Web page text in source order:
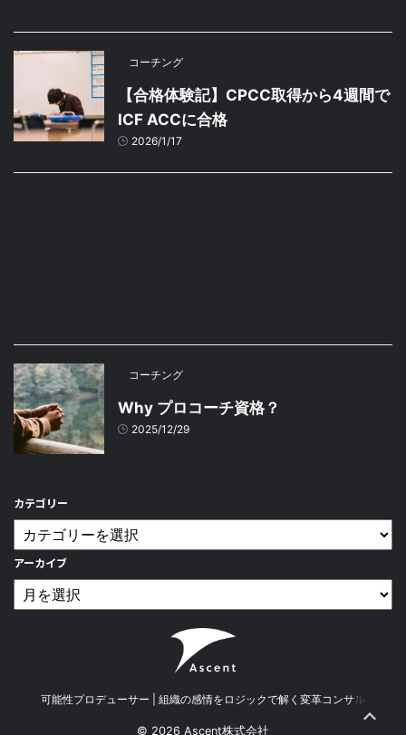
コーチング
【合格体験記】CPCC取得から4週間で
ICF ACCに合格
2026/1/17
コーチング
Why プロコーチ資格？
2025/12/29
カテゴリー
アーカイブ
可能性プロデューサー | 組織の感情をロジックで解く変革コンサル
© 2026 Ascent株式会社